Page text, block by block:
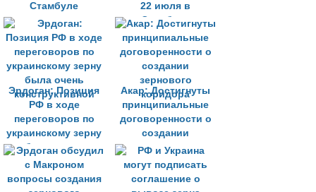
Стамбуле
22 июля в
Стамбуле
Эрдоган: Позиция
РФ в ходе
переговоров по
украинскому зерну
была очень
конструктивной
Акар: Достигнуты
принципиальные
договоренности о
создании
зернового
коридора